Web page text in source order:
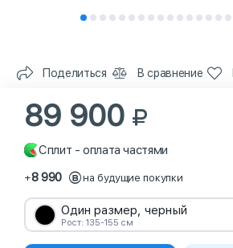
Поделиться В сравнение
89 900
Сплит - оплата частями
+8 990 на будущие покупки
Один размер, черный
Рост: 135-155 см